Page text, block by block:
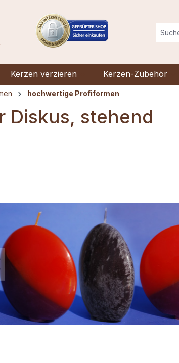
Kerzen verzieren Kerzen-Zubehör
hochwertige Profiformen
Diskus, stehend